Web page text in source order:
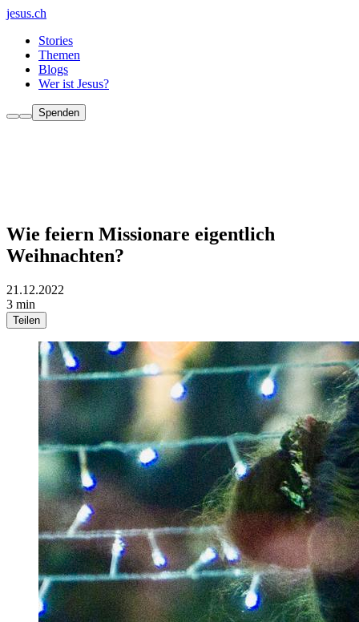
jesus.ch
Stories
Themen
Blogs
Wer ist Jesus?
Spenden
Wie feiern Missionare eigentlich
Weihnachten?
21.12.2022
3 min
Teilen